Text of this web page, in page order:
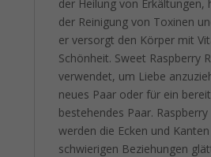
der Heilung von Erkältungen,
der Reinigung von Toxinen
er versorgt den Körper mit
Schönheit. Sweet Raspberry
verwendet, um Liebe
neues Paar oder für ein
bestehendes Paar. Raspberry
werden die Ecken und
schwierigen Beziehungen